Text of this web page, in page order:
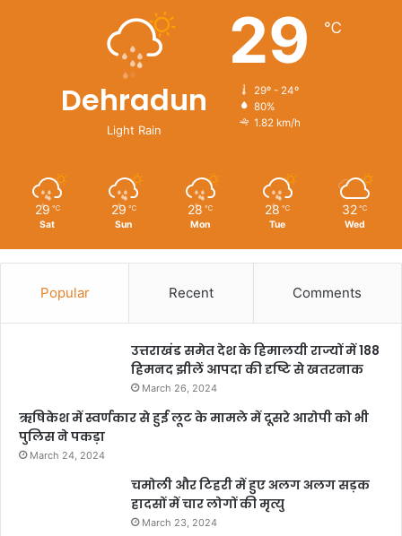
Dehradun
Light Rain
29 ℃
29º - 24º
80%
1.82 km/h
29 ℃
Sat
29 ℃
Sun
28 ℃
Mon
28 ℃
Tue
32 ℃
Wed
Popular Recent Comments
उत्तराखंड समेत देश के हिमालयी राज्यों में 188
हिमनद झीलें आपदा की दृष्टि से खतरनाक
March 26, 2024
ऋषिकेश में स्वर्णकार से हुई लूट के मामले में दूसरे आरोपी को भी
पुलिस ने पकड़ा
March 24, 2024
चमोली और टिहरी में हुए अलग अलग सड़क
हादसों में चार लोगों की मृत्यु
March 23, 2024